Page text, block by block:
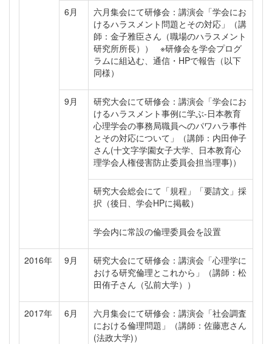
6月
六月集会にて研修会：講演会「学会にお
けるハラスメント問題とその対応」（講
師：金子雅臣さん（職場のハラスメント
研究所所長）） ※研修会を学会プログ
ラムに組込む、通信・HPで報告（以下
同様）
9月
研究大会にて研修会：講演会「学会にお
けるハラスメント事例に学ぶ-日本教育
心理学会の事務局職員へのパワハラ事件
とその対応について」（講師：内田伸子
さん(十文字学園女子大学、日本教育心
理学会人権侵害防止委員会担当理事)）
研究大会総会にて「規程」「要請文」採
択（後日、学会HPに掲載）
学会内に常設の倫理委員会を設置
2016年 9月
研究大会にて研修会：講演会「心理学に
おける研究倫理とこれから」（講師：松
田侑子さん（弘前大学））
2017年 6月
六月集会にて研修会：講演会「社会調査
における倫理問題」（講師：佐藤恵さん
(法政大学)）